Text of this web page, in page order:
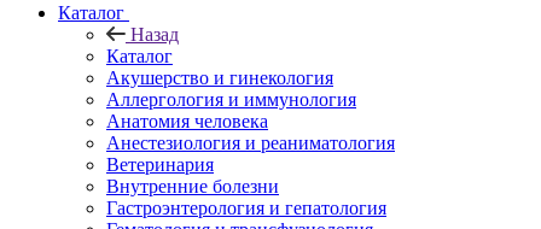
Каталог
Назад
Каталог
Акушерство и гинекология
Аллергология и иммунология
Анатомия человека
Анестезиология и реаниматология
Ветеринария
Внутренние болезни
Гастроэнтерология и гепатология